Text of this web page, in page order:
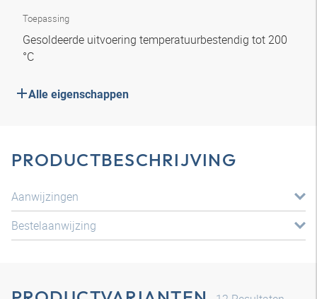
Toepassing
Gesoldeerde uitvoering temperatuurbestendig tot 200
°C
Alle eigenschappen
PRODUCTBESCHRIJVING
Aanwijzingen
Bestelaanwijzing